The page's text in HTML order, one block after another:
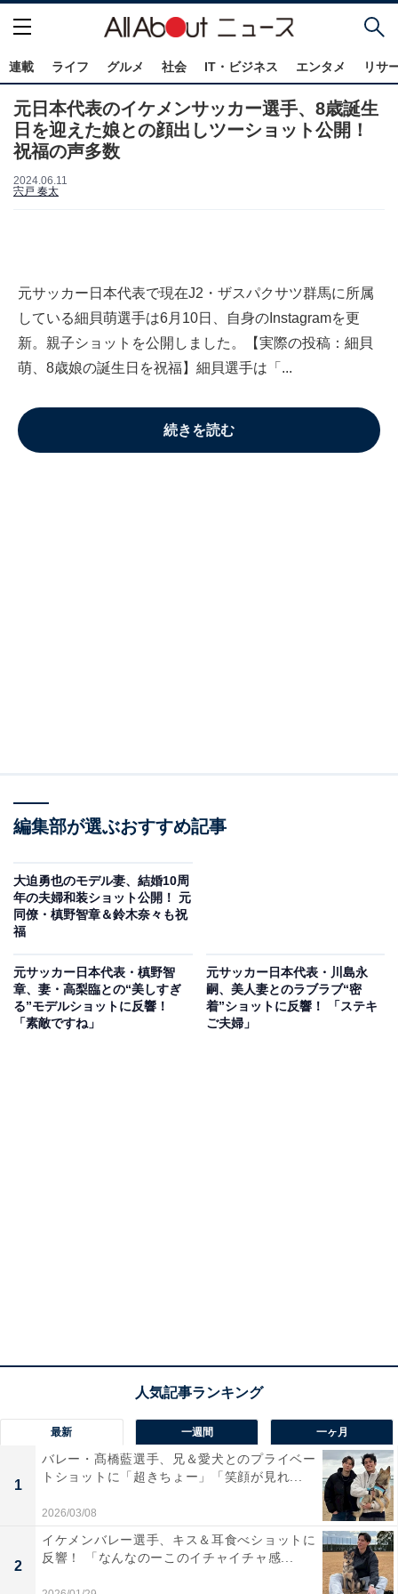
連載 ライフ グルメ 社会 IT・ビジネス エンタメ リサ
元日本代表のイケメンサッカー選手、8歳誕生
日を迎えた娘との顔出しツーショット公開！
祝福の声多数
2024.06.11
宍戸 奏太
元サッカー日本代表で現在J2・ザスパクサツ群馬に所属
している細貝萌選手は6月10日、自身のInstagramを更
新。親子ショットを公開しました。【実際の投稿：細貝
萌、8歳娘の誕生日を祝福】細貝選手は「...
続きを読む
編集部が選ぶおすすめ記事
大迫勇也のモデル妻、結婚10周
年の夫婦和装ショット公開！ 元
同僚・槙野智章＆鈴木奈々も祝
福
元サッカー日本代表・槙野智
章、妻・高梨臨との“美しすぎ
る”モデルショットに反響！
「素敵ですね」
元サッカー日本代表・川島永
嗣、美人妻とのラブラブ“密
着”ショットに反響！ 「ステキ
ご夫婦」
最新 一週間 一ヶ月
1
バレー・髙橋藍選手、兄＆愛犬とのプライベー
トショットに「超きちょー」「笑顔が見れ...
2026/03/08
2
イケメンバレー選手、キス＆耳食べショットに
反響！ 「なんなのーこのイチャイチャ感...